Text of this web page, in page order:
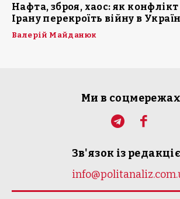
Нафта, зброя, хаос: як конфлікт
Ірану перекроїть війну в
Валерій Майданюк
Ми в соцмережах
Зв'язок із